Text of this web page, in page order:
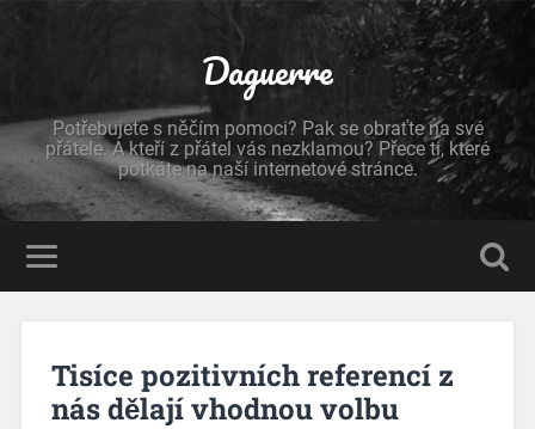
Daguerre
Potřebujete s něčím pomoci? Pak se obraťte na své
přátele. A kteří z přátel vás nezklamou? Přece ti, které
potkáte na naší internetové stránce.
Tisíce pozitivních referencí z
nás dělají vhodnou volbu